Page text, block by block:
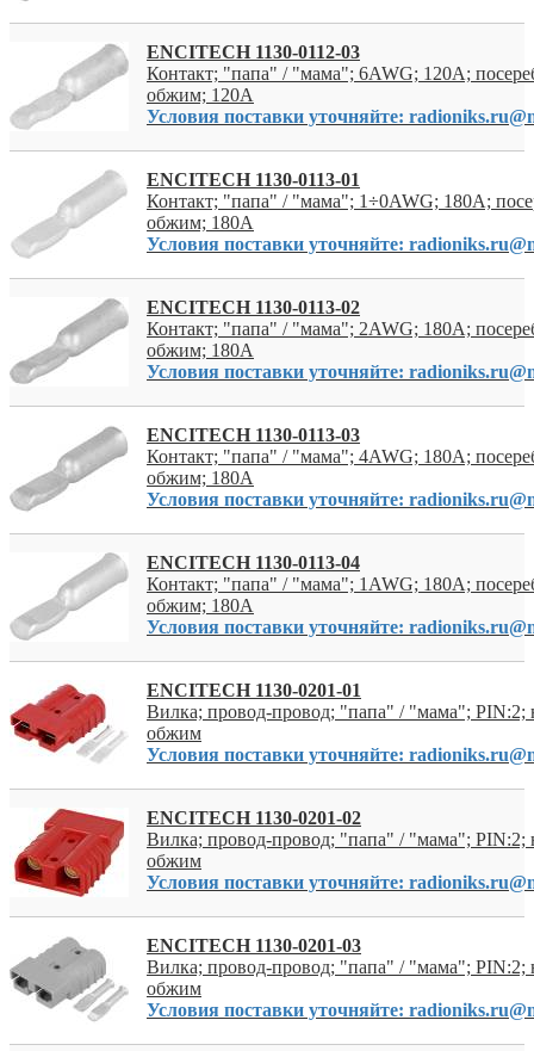
ENCITECH 1130-0112-03
Контакт; "папа" / "мама"; 6AWG; 120A;
обжим; 120А
Условия поставки уточняйте:
ENCITECH 1130-0113-01
Контакт; "папа" / "мама"; 1÷0AWG; 180A;
обжим; 180А
Условия поставки уточняйте:
ENCITECH 1130-0113-02
Контакт; "папа" / "мама"; 2AWG; 180A;
обжим; 180А
Условия поставки уточняйте:
ENCITECH 1130-0113-03
Контакт; "папа" / "мама"; 4AWG; 180A;
обжим; 180А
Условия поставки уточняйте:
ENCITECH 1130-0113-04
Контакт; "папа" / "мама"; 1AWG; 180A;
обжим; 180А
Условия поставки уточняйте:
ENCITECH 1130-0201-01
Вилка; провод-провод; "папа" / "мама"; PIN:2;
обжим
Условия поставки уточняйте:
ENCITECH 1130-0201-02
Вилка; провод-провод; "папа" / "мама"; PIN:2;
обжим
Условия поставки уточняйте:
ENCITECH 1130-0201-03
Вилка; провод-провод; "папа" / "мама"; PIN:2;
обжим
Условия поставки уточняйте: